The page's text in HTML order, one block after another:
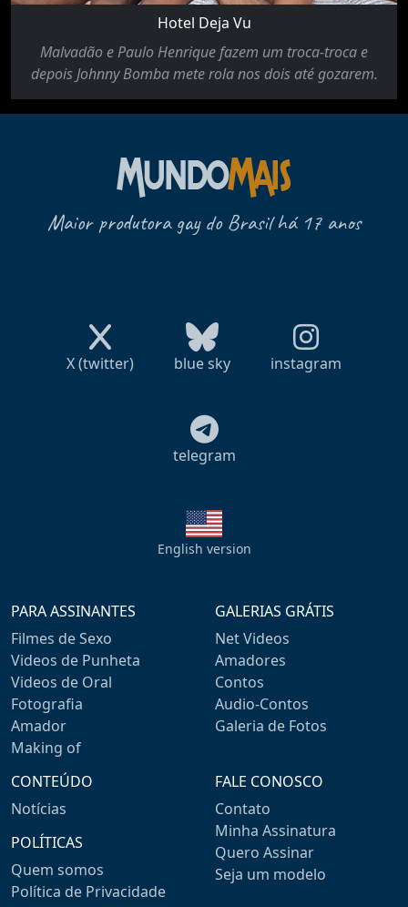
Hotel Deja Vu
Malvadão e Paulo Henrique fazem um troca-troca e
depois Johnny Bomba mete rola nos dois até gozarem.
Maior produtora gay do Brasil há 17 anos
X (twitter) blue sky instagram
telegram
English version
PARA ASSINANTES
Filmes de Sexo
Videos de Punheta
Videos de Oral
Fotografia
Amador
Making of
GALERIAS GRÁTIS
Net Videos
Amadores
Contos
Audio-Contos
Galeria de Fotos
CONTEÚDO
Notícias
POLÍTICAS
Quem somos
Política de Privacidade
FALE CONOSCO
Contato
Minha Assinatura
Quero Assinar
Seja um modelo